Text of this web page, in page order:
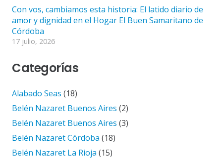
Con vos, cambiamos esta historia: El latido diario de
amor y dignidad en el Hogar El Buen Samaritano de
Córdoba
17 julio, 2026
Categorías
Alabado Seas (18)
Belén Nazaret Buenos Aires (2)
Belén Nazaret Buenos Aires (3)
Belén Nazaret Córdoba (18)
Belén Nazaret La Rioja (15)